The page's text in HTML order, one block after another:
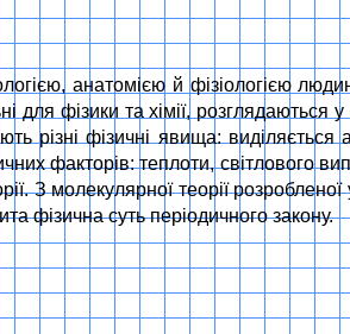
анатомією й фізіологією
фізики та хімії, розглядаються у
різні фізичні явища:
факторів: теплоти, світлового
З молекулярної теорії
фізична суть періодичного закону.